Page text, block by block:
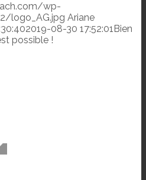
wp-
logo_AG.jpg Ariane
2019-08-30 17:52:01 Bien
possible !